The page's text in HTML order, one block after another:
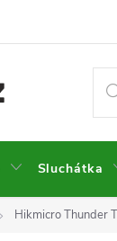
Sluchátka
Hikmicro Thunder